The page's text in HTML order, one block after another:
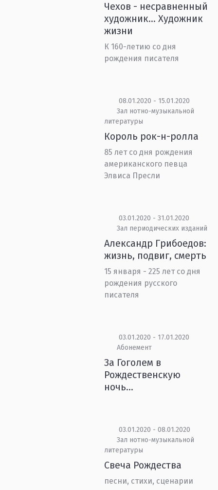
Чехов - несравненный
художник… Художник
жизни
К 160-летию со дня
рождения писателя
08.01.2020 - 15.01.2020
Зал нотно-музыкальной
литературы
Король рок-н-ролла
85 лет со дня рождения
американского певца
Элвиса Пресли
03.01.2020 - 31.01.2020
Зал периодических изданий
Александр Грибоедов:
жизнь, подвиг, смерть
15 января - 225 лет со дня
рождения русского
писателя
03.01.2020 - 17.01.2020
Абонемент
За Гоголем в
Рождественскую
ночь...
03.01.2020 - 08.01.2020
Зал нотно-музыкальной
литературы
Свеча Рождества
песни, стихи, сценарии